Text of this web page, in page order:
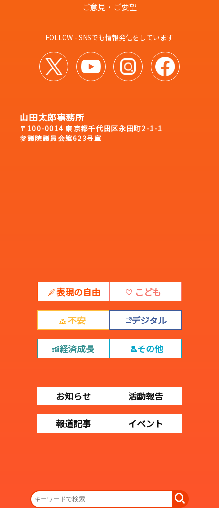
ご意見・ご要望
FOLLOW - SNSでも情報発信をしています
山田太郎事務所
〒100-0014 東京都千代田区永田町2-1-1
参議院議員会館623号室
表現の自由 こども
不安 デジタル
経済成長 その他
お知らせ 活動報告
報道記事 イベント